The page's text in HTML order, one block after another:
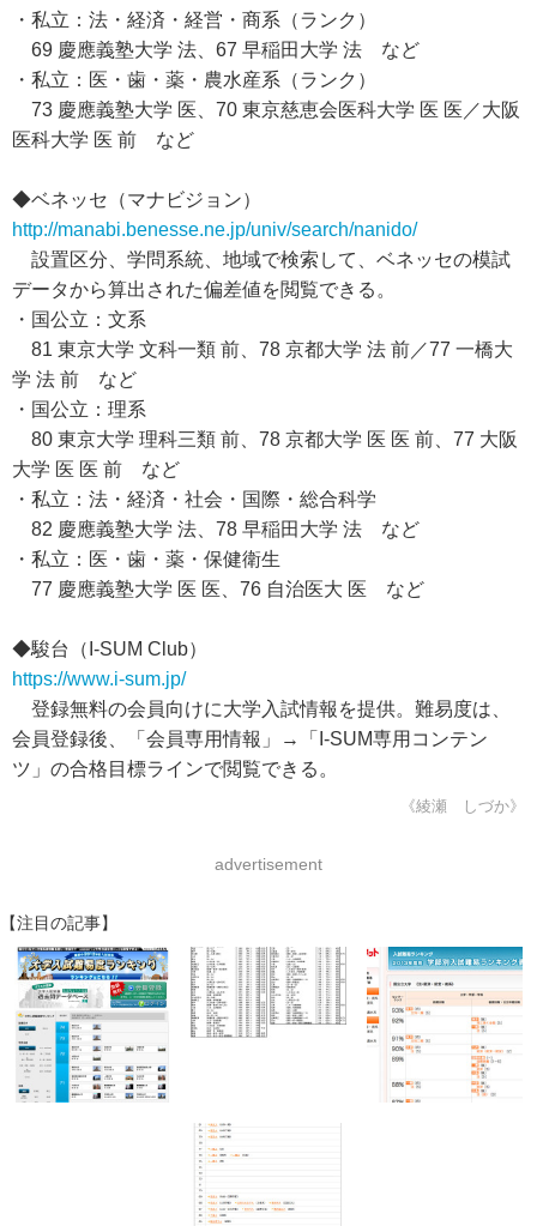
・私立：法・経済・経営・商系（ランク）
69 慶應義塾大学 法、67 早稲田大学 法 など
・私立：医・歯・薬・農水産系（ランク）
73 慶應義塾大学 医、70 東京慈恵会医科大学 医 医／大阪
医科大学 医 前 など
◆ベネッセ（マナビジョン）
http://manabi.benesse.ne.jp/univ/search/nanido/
設置区分、学問系統、地域で検索して、ベネッセの模試
データから算出された偏差値を閲覧できる。
・国公立：文系
81 東京大学 文科一類 前、78 京都大学 法 前／77 一橋大
学 法 前 など
・国公立：理系
80 東京大学 理科三類 前、78 京都大学 医 医 前、77 大阪
大学 医 医 前 など
・私立：法・経済・社会・国際・総合科学
82 慶應義塾大学 法、78 早稲田大学 法 など
・私立：医・歯・薬・保健衛生
77 慶應義塾大学 医 医、76 自治医大 医 など
◆駿台（I-SUM Club）
https://www.i-sum.jp/
登録無料の会員向けに大学入試情報を提供。難易度は、
会員登録後、「会員専用情報」→「I-SUM専用コンテン
ツ」の合格目標ラインで閲覧できる。
《綾瀬 しづか》
advertisement
【注目の記事】